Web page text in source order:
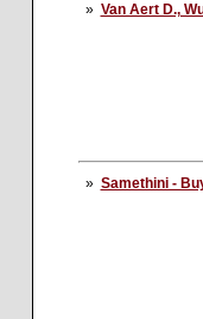
» Van Aert D.,
» Samethini -